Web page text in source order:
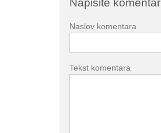
Napišite komentar
Naslov komentara
Tekst komentara